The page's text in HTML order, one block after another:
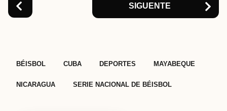
SIGUENTE
BÉISBOL CUBA DEPORTES MAYABEQUE
NICARAGUA SERIE NACIONAL DE BÉISBOL